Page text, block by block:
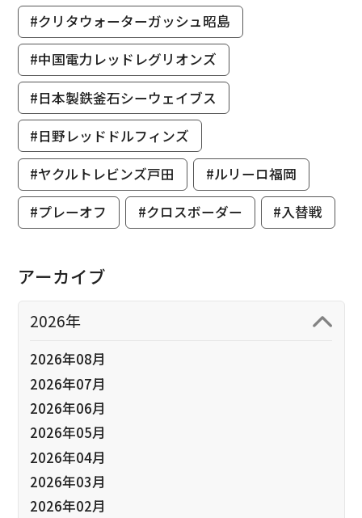
#クリタウォーターガッシュ昭島
#中国電力レッドレグリオンズ
#日本製鉄釜石シーウェイブス
#日野レッドドルフィンズ
#ヤクルトレビンズ戸田
#ルリーロ福岡
#プレーオフ
#クロスボーダー #入替戦
アーカイブ
2026年
2026年08月
2026年07月
2026年06月
2026年05月
2026年04月
2026年03月
2026年02月